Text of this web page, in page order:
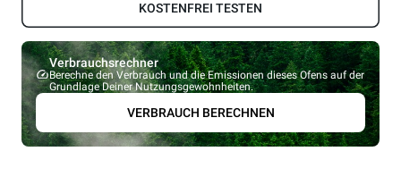
KOSTENFREI TESTEN
Verbrauchsrechner
Berechne den Verbrauch und die Emissionen dieses Ofens auf der
Grundlage Deiner Nutzungsgewohnheiten.
VERBRAUCH BERECHNEN